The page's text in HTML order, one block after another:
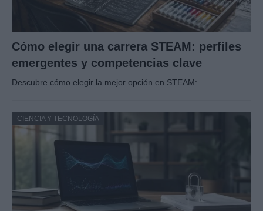
Cómo elegir una carrera STEAM: perfiles
emergentes y competencias clave
Descubre cómo elegir la mejor opción en STEAM:…
CIENCIA Y TECNOLOGÍA